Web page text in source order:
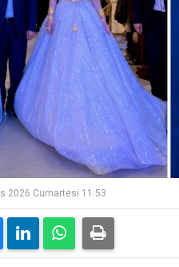
2026 Cumartesi 11:53